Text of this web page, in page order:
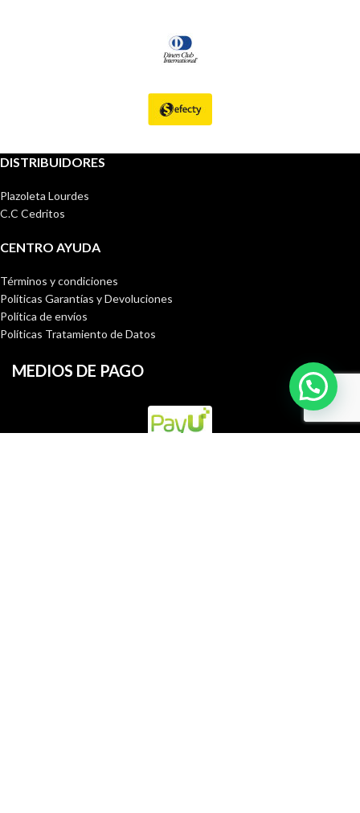
DISTRIBUIDORES
Plazoleta Lourdes
C.C Cedritos
CENTRO AYUDA
Términos y condiciones
Políticas Garantías y Devoluciones
Política de envíos
Políticas Tratamiento de Datos
MEDIOS DE PAGO